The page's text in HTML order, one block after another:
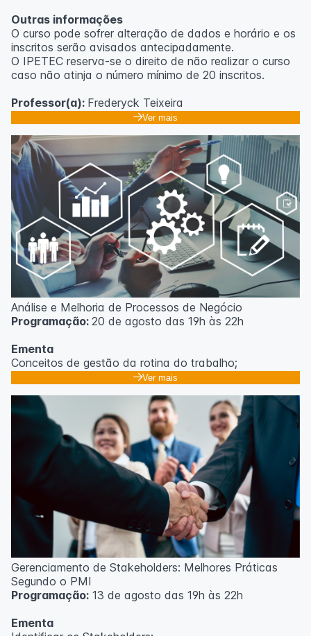
Outras informações
O curso pode sofrer alteração de dados e horário e os
inscritos serão avisados ​​antecipadamente.
O IPETEC reserva-se o direito de não realizar o curso
caso não atinja o número mínimo de 20 inscritos.
Professor(a): Frederyck Teixeira
Ver mais
Análise e Melhoria de Processos de Negócio
Programação: 20 de agosto das 19h às 22h
Ementa
Conceitos de gestão da rotina do trabalho;
Promoção de mudanças através do 5S;
resultados;
Método PDCA de gestão;
Técnicas de padronização do trabalho.
Metodologia
100% da carga horária do curso são realizadas com
aulas ao vivo.
As aulas podem ser assistidas por computador, celular
Outras informações
O curso pode sofrer alteração de dados e horário e os
inscritos serão avisados ​​antecipadamente.
O IPETEC reserva-se o direito de não realizar o curso
Ver mais
Gerenciamento de Stakeholders: Melhores Práticas
Segundo o PMI
Programação: 13 de agosto das 19h às 22h
Ementa